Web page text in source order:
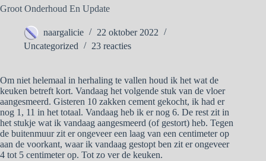
Groot Onderhoud En Update
naargalicie
22 oktober 2022
Uncategorized
23 reacties
Om niet helemaal in herhaling te vallen houd ik het wat de
keuken betreft kort. Vandaag het volgende stuk van de vloer
aangesmeerd. Gisteren 10 zakken cement gekocht, ik had er
nog 1, 11 in het totaal. Vandaag heb ik er nog 6. De rest zit in
het stukje wat ik vandaag aangesmeerd (of gestort) heb. Tegen
de buitenmuur zit er ongeveer een laag van een centimeter op
aan de voorkant, waar ik vandaag gestopt ben zit er ongeveer
4 tot 5 centimeter op. Tot zo ver de keuken.